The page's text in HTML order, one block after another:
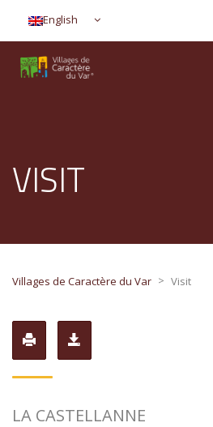
English
VISIT
Villages de Caractère du Var > Visit
LA CASTELLANNE